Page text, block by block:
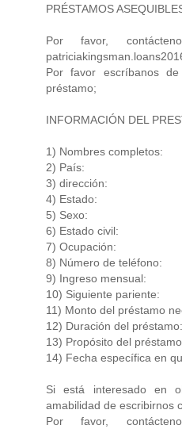
PRÉSTAMOS
Por favor,
Por favor escríbanos
préstamo;
INFORMACIÓN DEL
1) Nombres completos:
2) País:
3) dirección:
4) Estado:
5) Sexo:
6) Estado civil:
7) Ocupación:
8) Número de teléfono:
9) Ingreso mensual:
10) Siguiente pariente:
11) Monto del préstamo
12) Duración del préstamo:
13) Propósito del
14) Fecha específica en
Si está interesado en
amabilidad de escribirnos
Por favor,